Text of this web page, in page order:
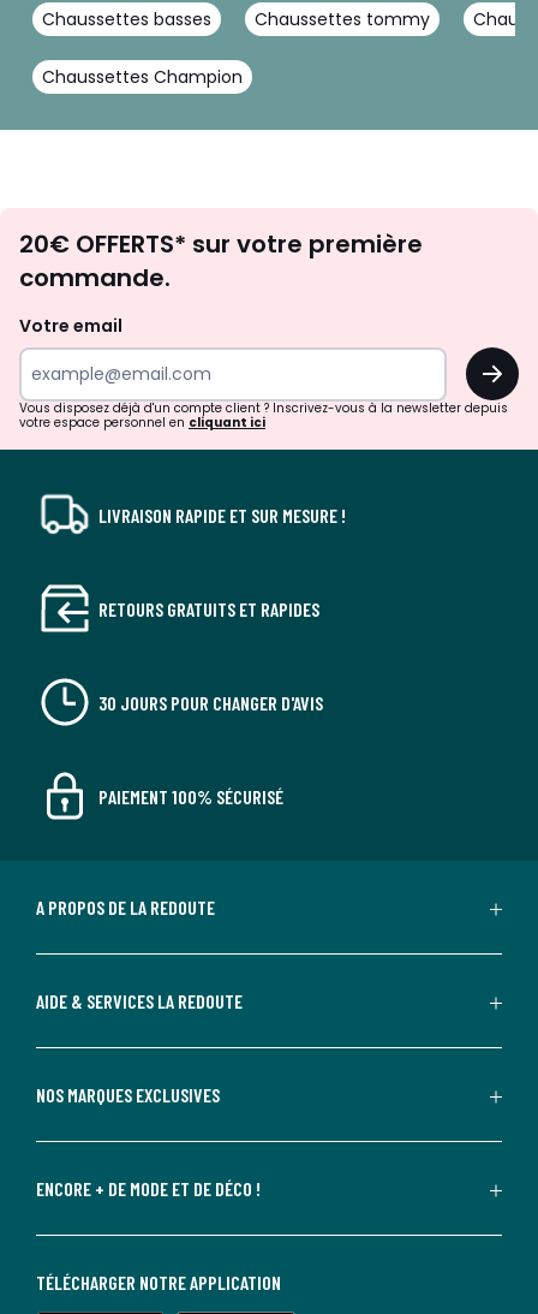
Chaussettes basses Chaussettes tommy
Chaussettes Champion
d'inspirations
surprises?
20€ OFFERTS* sur votre première
commande.
Votre email
OK
Vous disposez déjà d'un compte client ? Inscrivez-vous à la newsletter depuis
votre espace personnel en cliquant ici
LIVRAISON RAPIDE ET SUR MESURE !
RETOURS GRATUITS ET RAPIDES
30 JOURS POUR CHANGER D'AVIS
PAIEMENT 100% SÉCURISÉ
A PROPOS DE LA REDOUTE
AIDE & SERVICES LA REDOUTE
NOS MARQUES EXCLUSIVES
ENCORE + DE MODE ET DE DÉCO !
TÉLÉCHARGER NOTRE APPLICATION